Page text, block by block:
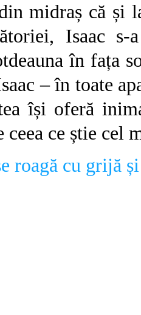
midraș că și
Isaac
în fața
– în toate
își oferă
ceea ce știe cel
roagă cu grijă